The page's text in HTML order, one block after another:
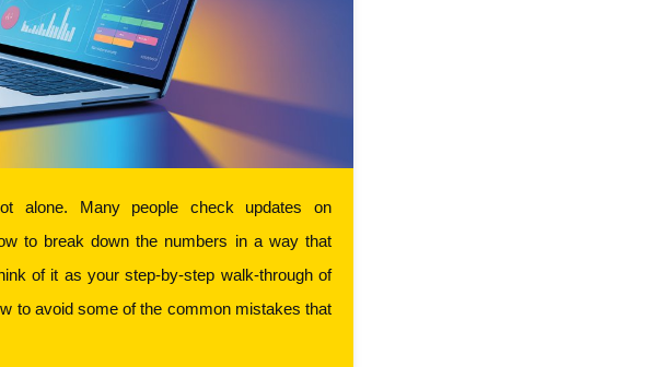
to break down the numbers in a way that
of it as your step-by-step walk-through of
to avoid some of the common mistakes that